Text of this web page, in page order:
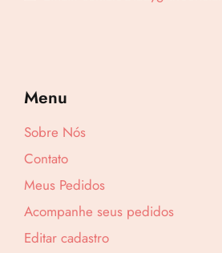
Menu
Sobre Nós
Contato
Meus Pedidos
Acompanhe seus pedidos
Editar cadastro